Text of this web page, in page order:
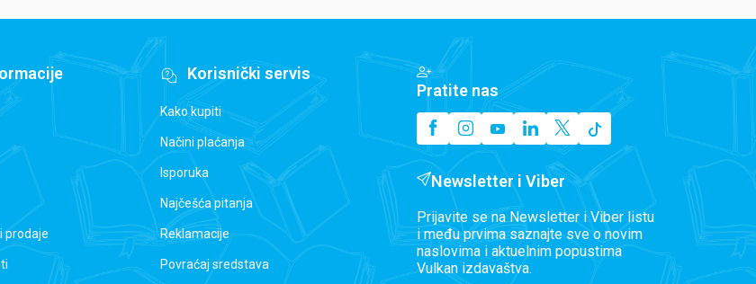
prodaje
Korisnički servis
Kako kupiti
Načini plaćanja
Isporuka
Najčešća pitanja
Reklamacije
Povraćaj sredstava
Pratite nas
Newsletter i Viber
Prijavite se na Newsletter i Viber listu
i među prvima saznajte sve o novim
naslovima i aktuelnim popustima
Vulkan izdavaštva.